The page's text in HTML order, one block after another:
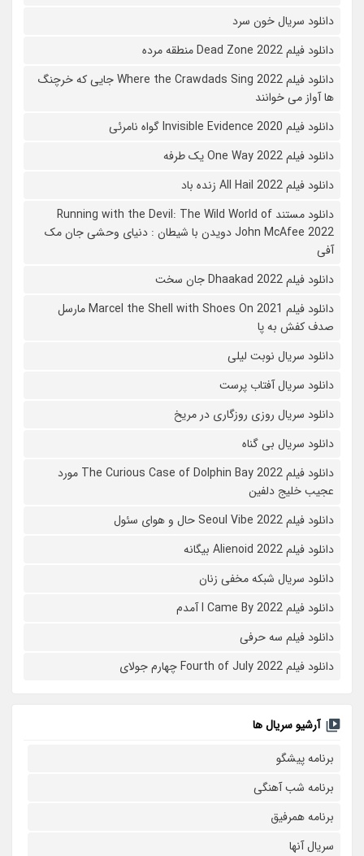
دانلود سریال خون سرد
دانلود فیلم 2022 Dead Zone منطقه مرده
دانلود فیلم Where the Crawdads Sing 2022 جایی که خرچنگ
ها آواز می خوانند
دانلود فیلم 2020 Invisible Evidence گواه نامرئی
دانلود فیلم One Way 2022 یک طرفه
دانلود فیلم All Hail 2022 زنده باد
دانلود مستند Running with the Devil: The Wild World of
John McAfee 2022 دویدن با شیطان : دنیای وحشی جان مک
آفی
دانلود فیلم Dhaakad 2022 جان سخت
دانلود فیلم Marcel the Shell with Shoes On 2021 مارسل
صدف کفش به پا
دانلود سریال نوبت لیلی
دانلود سریال آفتاب پرست
دانلود سریال روزی روزگاری در مریخ
دانلود سریال بی گناه
دانلود فیلم The Curious Case of Dolphin Bay 2022 مورد
عجیب خلیج دلفین
دانلود فیلم Seoul Vibe 2022 حال و هوای سئول
دانلود فیلم Alienoid 2022 بیگانه
دانلود سریال شبکه مخفی زنان
دانلود فیلم I Came By 2022 آمدم
دانلود فیلم سه حرفی
دانلود فیلم Fourth of July 2022 چهارم جولای
آرشیو سریال ها
برنامه پیشگو
برنامه شب آهنگی
برنامه همرفیق
سریال آنها